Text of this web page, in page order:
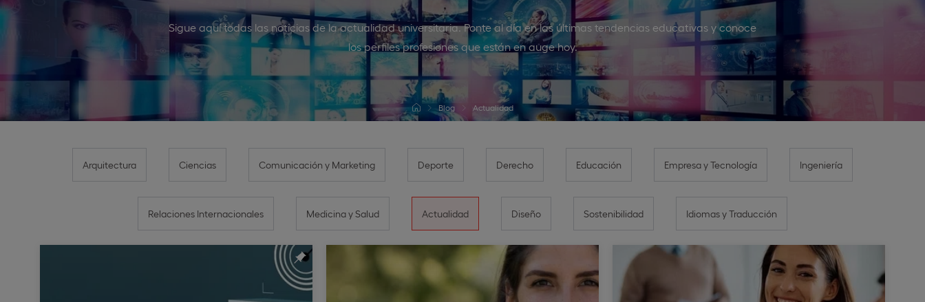
Sigue aquí todas las noticias de la actualidad universitaria. Ponte al día en las últimas tendencias educativas y conoce
los perfiles profesiones que están en auge hoy.
Blog Actualidad
Arquitectura Ciencias Comunicación y Marketing Deporte Derecho Educación Empresa y Tecnología Ingeniería
Relaciones Internacionales Medicina y Salud Actualidad Diseño Sostenibilidad Idiomas y Traducción